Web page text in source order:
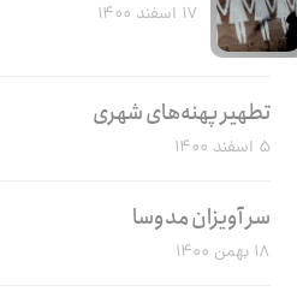
۱۷ اسفند ۱۴۰۰
تطهیر پهنه‌های شهری
۵ اسفند ۱۴۰۰
سر آویزان مدوسا
۱۸ بهمن ۱۴۰۰